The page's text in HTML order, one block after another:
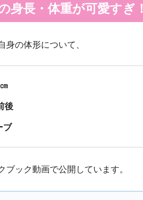
身長・体重が可愛すぎ！
身の体形について、
後
ブ
ブック動画で公開しています。